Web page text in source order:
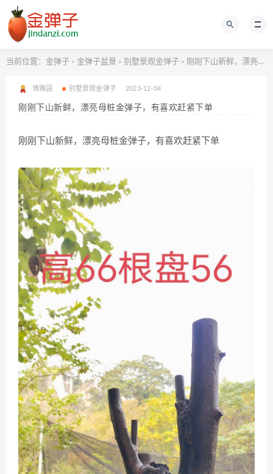
当前位置： 金弹子 > 金弹子盆景 > 别墅景观金弹子 > 刚刚下山新鲜，漂亮母桩金弹子，有喜欢赶紧下单
博雅园 别墅景观金弹子 2023-12-04
刚刚下山新鲜，漂亮母桩金弹子，有喜欢赶紧下单
刚刚下山新鲜，漂亮母桩金弹子，有喜欢赶紧下单